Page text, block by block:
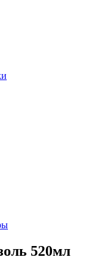
520мл